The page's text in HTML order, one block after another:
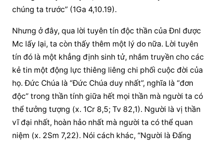
chúng ta trước” (1Ga 4,10.19).
Nhưng ở đây, qua lời tuyên tín độc thần của Đnl được
Mc lấy lại, ta còn thấy thêm một lý do nữa. Lời tuyên
tín đó là một khẳng định sinh tử, nhắm truyền cho các
kẻ tin một động lực thiêng liêng chi phối cuộc đời của
họ. Đức Chúa là “Đức Chúa duy nhất”, nghĩa là “đơn
độc” trong thần tính giữa hết mọi thần mà người ta có
thể tưởng tượng (x. 1Cr 8,5; Tv 82,1). Người là vị thần
vĩ đại nhất, hoàn hảo nhất mà người ta có thể quan
niệm (x. 2Sm 7,22). Nói cách khác, “Người là Đấng